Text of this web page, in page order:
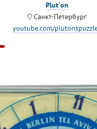
Plut`on
Санкт-Петербург
youtube.com/